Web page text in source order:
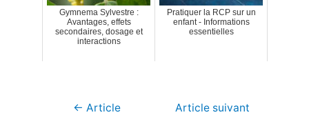
Gymnema Sylvestre :
Avantages, effets
secondaires, dosage et
interactions
Pratiquer la RCP sur un
enfant - Informations
essentielles
Navigation
← Article
Article suivant